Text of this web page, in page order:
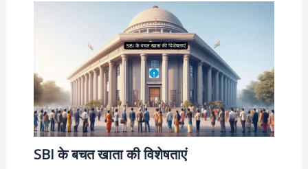
SBI के बचत खाता की विशेषताएं